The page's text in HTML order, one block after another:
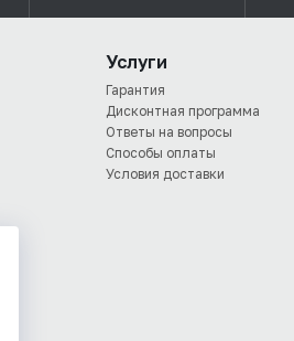
Услуги
Гарантия
Дисконтная программа
Ответы на вопросы
Способы оплаты
Условия доставки